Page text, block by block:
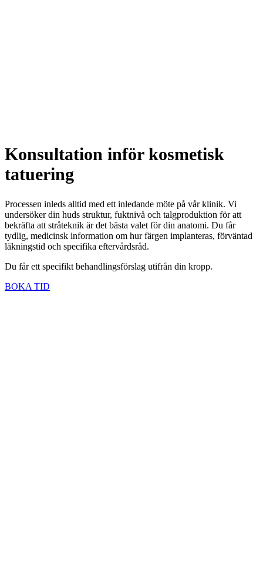
Konsultation inför kosmetisk
tatuering
Processen inleds alltid med ett inledande möte på vår klinik. Vi
undersöker din huds struktur, fuktnivå och talgproduktion för att
bekräfta att stråteknik är det bästa valet för din anatomi. Du får
tydlig, medicinsk information om hur färgen implanteras, förväntad
läkningstid och specifika eftervårdsråd.
Du får ett specifikt behandlingsförslag utifrån din kropp.
BOKA TID